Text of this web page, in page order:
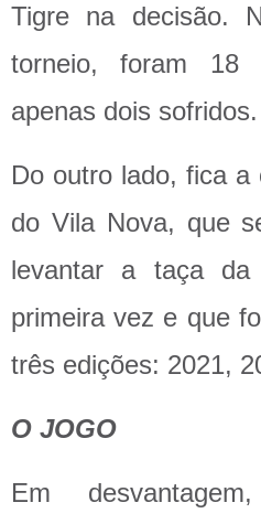
Tigre na decisão.
torneio, foram 18
apenas dois sofridos.
Do outro lado, fica a
do Vila Nova, que
levantar a taça da
primeira vez e que
três edições: 2021,
O JOGO
Em